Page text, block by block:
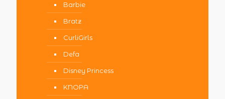
Barbie
Bratz
CurliGirls
Defa
Disney Princess
KNOPA